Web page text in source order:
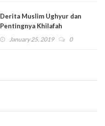
Derita Muslim Ughyur dan
Pentingnya Khilafah
January 25, 2019 0